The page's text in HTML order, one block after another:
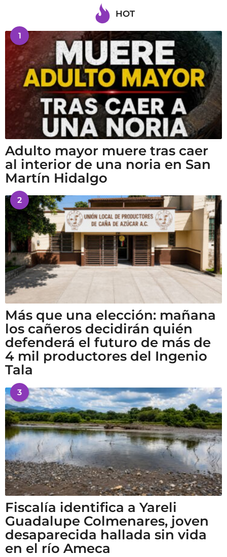
HOT
1
Adulto mayor muere tras caer
al interior de una noria en San
Martín Hidalgo
2
Más que una elección: mañana
los cañeros decidirán quién
defenderá el futuro de más de
4 mil productores del Ingenio
Tala
3
Fiscalía identifica a Yareli
Guadalupe Colmenares, joven
desaparecida hallada sin vida
en el río Ameca